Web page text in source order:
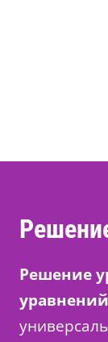
Решение
уравнений